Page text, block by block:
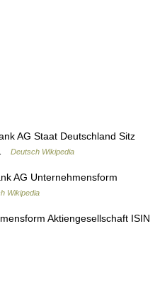
AG Staat Deutschland Sitz
Deutsch Wikipedia
AG Unternehmensform
Wikipedia
Aktiengesellschaft ISIN